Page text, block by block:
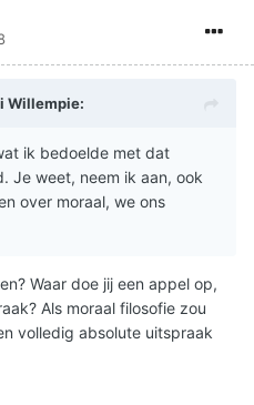
Willempie:
ik bedoelde met dat
Je weet, neem ik aan, ook
over moraal, we ons
Waar doe jij een appel op,
Als moraal filosofie zou
volledig absolute uitspraak